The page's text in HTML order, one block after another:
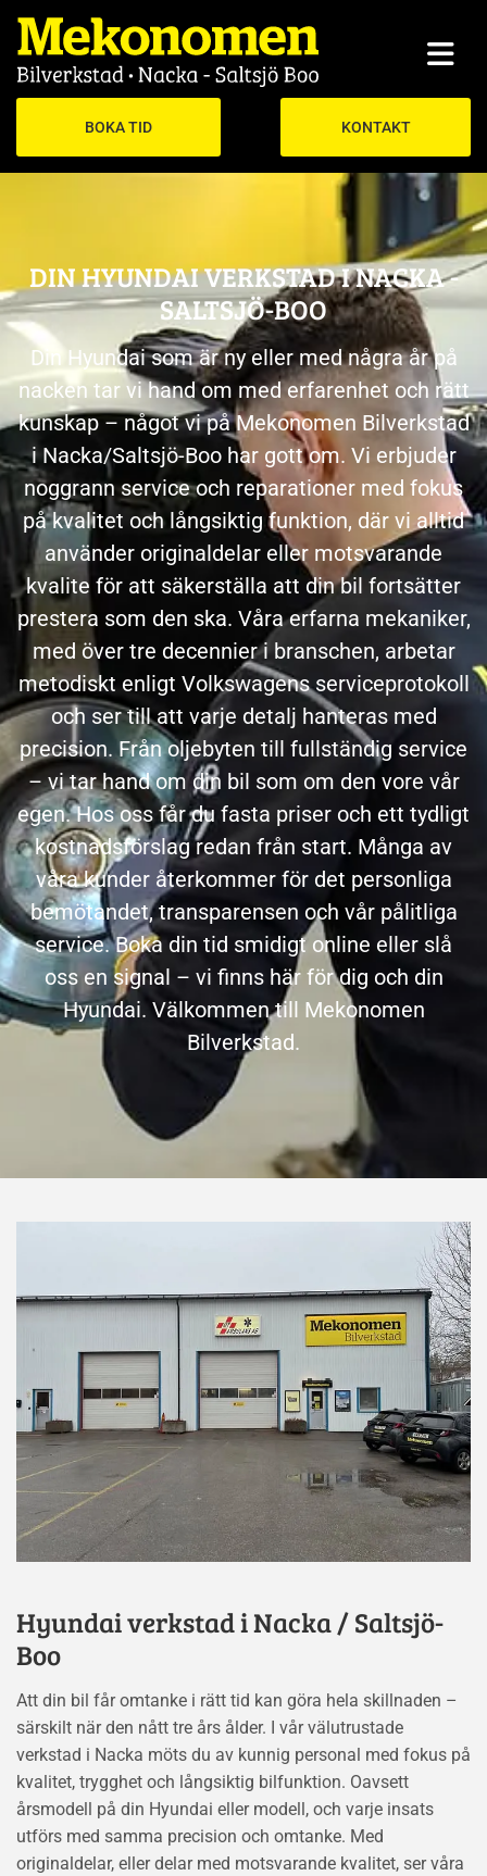
BOKA TID KONTAKT
DIN HYUNDAI VERKSTAD I NACKA -
SALTSJÖ-BOO
Din Hyundai som är ny eller med några år på
nacken tar vi hand om med erfarenhet och rätt
kunskap – något vi på Mekonomen Bilverkstad
i Nacka/Saltsjö-Boo har gott om. Vi erbjuder
noggrann service och reparationer med fokus
på kvalitet och långsiktig funktion, där vi alltid
använder originaldelar eller motsvarande
kvalite för att säkerställa att din bil fortsätter
prestera som den ska. Våra erfarna mekaniker,
med över tre decennier i branschen, arbetar
metodiskt enligt Volkswagens serviceprotokoll
och ser till att varje detalj hanteras med
precision. Från oljebyten till fullständig service
– vi tar hand om din bil som om den vore vår
egen. Hos oss får du fasta priser och ett tydligt
kostnadsförslag redan från start. Många av
våra kunder återkommer för det personliga
bemötandet, transparensen och vår pålitliga
service. Boka din tid smidigt online eller slå
oss en signal – vi finns här för dig och din
Hyundai. Välkommen till Mekonomen
Bilverkstad.
Hyundai verkstad i Nacka / Saltsjö-
Boo
Att din bil får omtanke i rätt tid kan göra hela skillnaden –
särskilt när den nått tre års ålder. I vår välutrustade
verkstad i Nacka möts du av kunnig personal med fokus på
kvalitet, trygghet och långsiktig bilfunktion. Oavsett
årsmodell på din Hyundai eller modell, och varje insats
utförs med samma precision och omtanke. Med
originaldelar, eller delar med motsvarande kvalitet, ser våra